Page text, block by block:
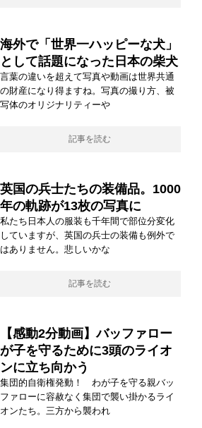
海外で「世界一ハッピーな犬」
として話題になった日本の柴犬
言葉の違いを超えて写真や動画は世界共通
の財産になり得ますね。写真の撮り方、被
写体のオリジナリティーや
記事を読む
英国の兵士たちの装備品。1000
年の軌跡が13枚の写真に
私たち日本人の服装も千年間で部位分変化
していますが、英国の兵士の装備も例外で
はありません。悲しいかな
記事を読む
【感動2分動画】バッファロー
が子を守るために3頭のライオ
ンに立ち向かう
集団的自衛権発動！ わが子を守る親バッ
ファローに容赦なく集団で襲い掛かるライ
オンたち。三方から襲われ